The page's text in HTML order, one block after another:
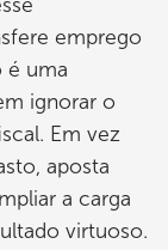
emprego
é uma
ignorar o
Em vez
aposta
a carga
virtuoso.